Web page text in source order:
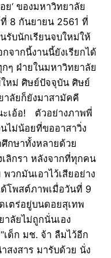
ย‘ ของมหาวิทยาลัย
ที่ 8 กันยายน 2561 ที่
รับนักเรียนจบใหม่ให้
จากนี้งานนี้ยังเรียกได้
ๆ ฝ่ายในมหาวิทยาลัย
หม่ ศิษย์ปัจจุบัน ศิษย์
าลัยก็ยังมาสามัคคี
ะเอ้อ! ตัวอย่างภาพพี่
ไม่น้อยที่ขออาสาวิ่ง
กษาทั้งหลายด้วย
ลิกรา หลังจากที่ทุกคน
วกมันเอาไว้เสียอย่าง
โพสต์ภาพเมื่อวันที่ 9
เตร่อยู่บนดอยสุเทพ
าลัยไม่ถูกนั่นเอง
ด็ก มช. จ้า ลืมไว้อีก
สงสาร มารับด้วย นั่ง